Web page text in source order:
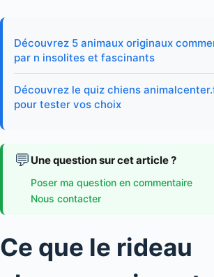
Découvrez 5 animaux originaux
par n insolites et fascinants
Découvrez le quiz chiens
pour tester vos choix
💬 Une question sur cet article ?
Poser ma question en commentaire
Nous contacter
Ce que le rideau